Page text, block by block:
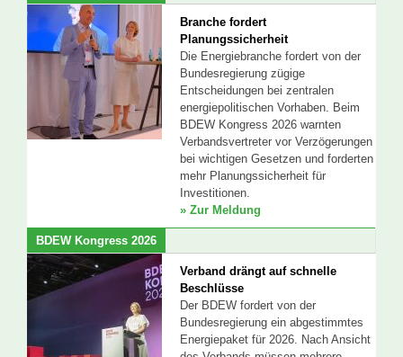
Branche fordert
Planungssicherheit
Die Energiebranche fordert von der
Bundesregierung zügige
Entscheidungen bei zentralen
energiepolitischen Vorhaben. Beim
BDEW Kongress 2026 warnten
Verbandsvertreter vor Verzögerungen
bei wichtigen Gesetzen und forderten
mehr Planungssicherheit für
Investitionen.
» Zur Meldung
BDEW Kongress 2026
Verband drängt auf schnelle
Beschlüsse
Der BDEW fordert von der
Bundesregierung ein abgestimmtes
Energiepaket für 2026. Nach Ansicht